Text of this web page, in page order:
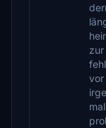
vor